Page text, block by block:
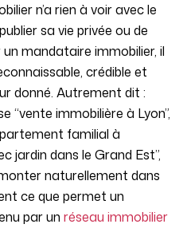
n’a rien à voir avec le
sa vie privée ou de
mandataire immobilier, il
crédible et
donné. Autrement dit :
“vente immobilière à Lyon”,
familial à
jardin dans le Grand Est”,
naturellement dans
ce que permet un
par un réseau immobilier